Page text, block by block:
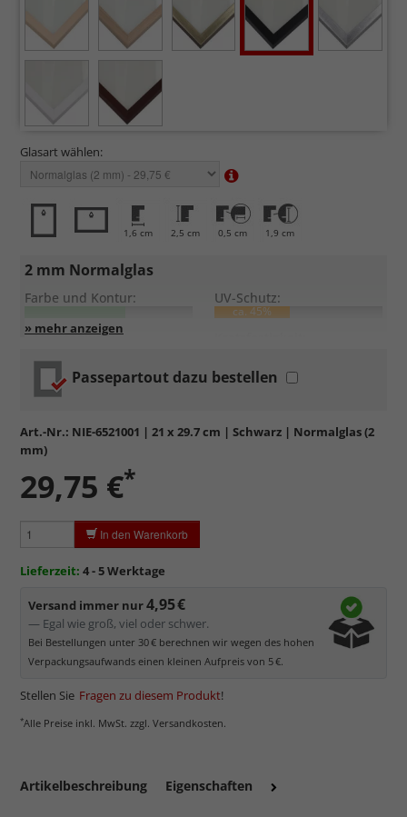
Glasart wählen:
1,6 cm 2,5 cm 0,5 cm 1,9 cm
2 mm Normalglas
Farbe und Kontur: UV-Schutz:
ca. 45%
Entspiegelung:
Standardglasin hochwertiger Floatglas-Qualität.
Formstabil, preiswert, witterungs- und hitzebeständig
Reflektierende Oberfläche
, die als störend empfunden
Minimaler UV-Schutz von ca. 45%
Schutz des Bildes.
Normalglas hat eine leichte Grünfärbung
Bereich der Weißtöne zu einem dezenten Grünschimmer
kommt. Für Bilder mit hellen Farben empfehlen wir Kunst- oder
Passepartout dazu bestellen
Art.-Nr.: NIE-6521001 | 21 x 29.7 cm | Schwarz | Normalglas (2
mm)
29,75 €*
In den Warenkorb
Lieferzeit: 4 - 5 Werktage
Versand immer nur4,95 €
— Egal wie groß, viel oder schwer.
Bei Bestellungen unter 30 € berechnen wir wegen des hohen
Verpackungsaufwands einen kleinen Aufpreis von 5 €.
Stellen Sie Fragen zu diesem Produkt!
*Alle Preise inkl. MwSt. zzgl. Versandkosten.
Artikelbeschreibung Eigenschaften